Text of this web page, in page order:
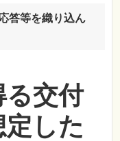
答等を織り込ん
る交付
した